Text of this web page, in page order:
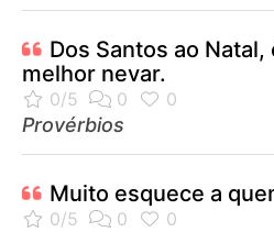
Dos Santos ao
melhor nevar.
Provérbios
Muito esquece a